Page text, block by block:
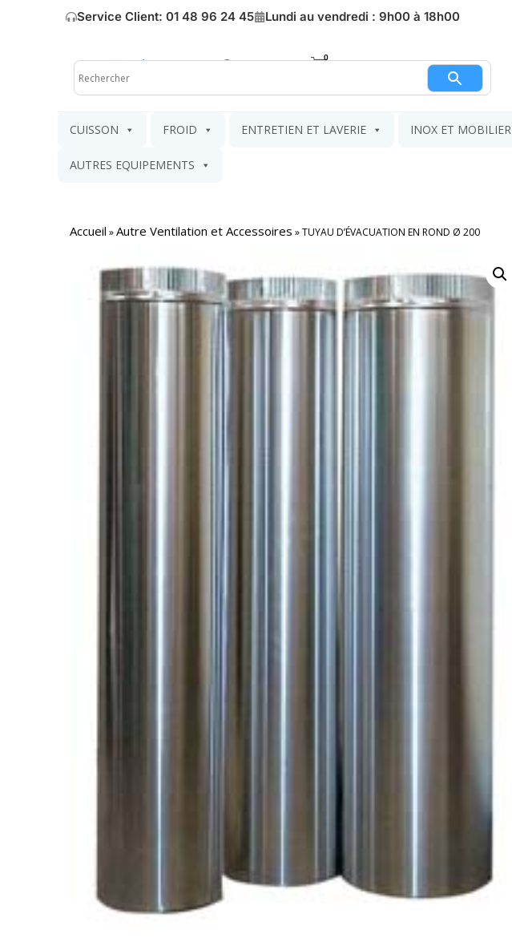
Service Client: 01 48 96 24 45 Lundi au vendredi : 9h00 à 18h00
Mon compte Mon panier
CUISSON FROID ENTRETIEN ET LAVERIE INOX ET MOBILIER
AUTRES EQUIPEMENTS
Accueil »Autre Ventilation et Accessoires »TUYAU D’ÉVACUATION EN ROND Ø 200